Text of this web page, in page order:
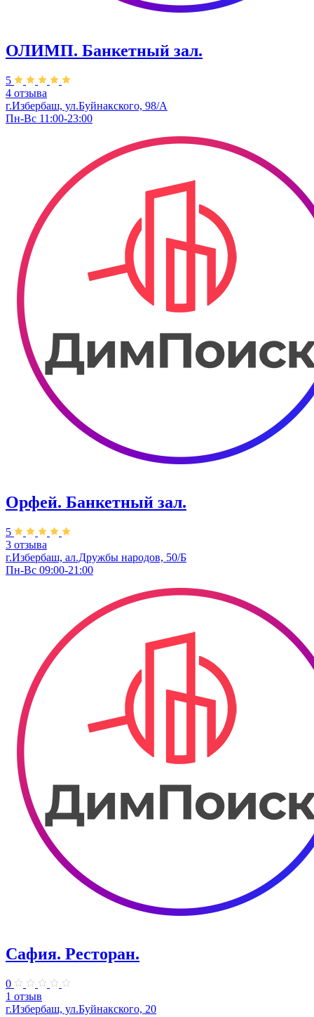
ОЛИМП. Банкетный зал.
5
4 отзыва
г.Избербаш, ​ул.Буйнакского, 98/А
Пн-Вс 11:00-23:00
Орфей. Банкетный зал.
5
3 отзыва
г.Избербаш, ​ал.Дружбы народов, 50/Б
Пн-Вс 09:00-21:00
Сафия. ​Ресторан.
0
1 отзыв
г.Избербаш, ул.​Буйнакского, 20